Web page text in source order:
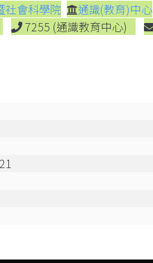
社會科學院
通識(教育)中心
7255 (通識教育中心)